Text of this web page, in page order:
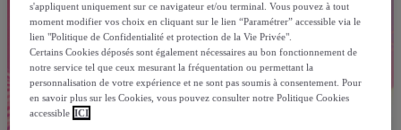
s'appliquent uniquement sur ce navigateur et/ou terminal. Vous pouvez à tout
moment modifier vos choix en cliquant sur le lien “Paramétrer” accessible via le
lien "Politique de Confidentialité et protection de la Vie Privée".
Certains Cookies déposés sont également nécessaires au bon fonctionnement de
notre service tel que ceux mesurant la fréquentation ou permettant la
personnalisation de votre expérience et ne sont pas soumis à consentement. Pour
en savoir plus sur les Cookies, vous pouvez consulter notre Politique Cookies
accessible ICI